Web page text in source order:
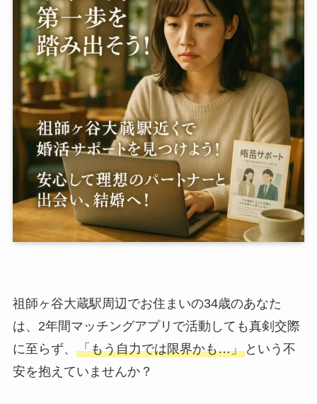
祖師ヶ谷大蔵駅周辺でお住まいの34歳のあなた
は、2年間マッチングアプリで活動しても真剣交際
に至らず、 「もう自力では限界かも…」という不
安を抱えていませんか？